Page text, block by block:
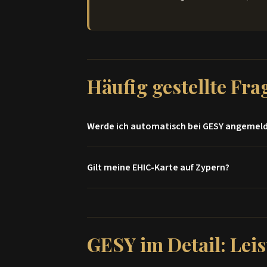
Häufig gestellte
Werde ich automatisch bei GESY
Ihrem Yellow Slip und einem Nachweis über
Gilt meine EHIC-Karte auf Zypern?
GESY im Detail: